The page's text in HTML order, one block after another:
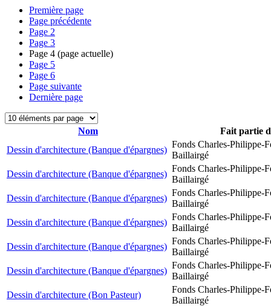
Première page
Page précédente
Page 2
Page 3
Page 4 (page actuelle)
Page 5
Page 6
Page suivante
Dernière page
Nom
Fait partie
Dessin d'architecture (Banque d'épargnes)
Fonds Charles-Philippe-
Baillairgé
Dessin d'architecture (Banque d'épargnes)
Fonds Charles-Philippe-
Baillairgé
Dessin d'architecture (Banque d'épargnes)
Fonds Charles-Philippe-
Baillairgé
Dessin d'architecture (Banque d'épargnes)
Fonds Charles-Philippe-
Baillairgé
Dessin d'architecture (Banque d'épargnes)
Fonds Charles-Philippe-
Baillairgé
Dessin d'architecture (Banque d'épargnes)
Fonds Charles-Philippe-
Baillairgé
Dessin d'architecture (Bon Pasteur)
Fonds Charles-Philippe-
Baillairgé